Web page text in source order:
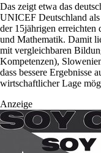
Das zeigt etwa das
UNICEF Deutschland
der 15jährigen erreichten
und Mathematik. Damit
mit vergleichbaren
Kompetenzen),
dass bessere Ergebnisse
wirtschaftlicher Lage
Anzeige